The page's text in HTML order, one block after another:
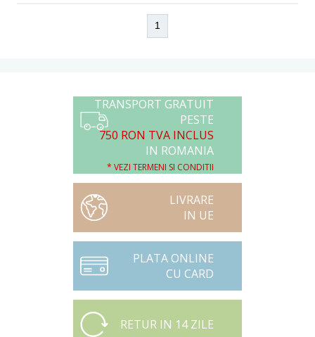
1
TRANSPORT GRATUIT
PESTE
750 RON TVA INCLUS
IN ROMANIA
* VEZI TERMENI SI CONDITII
LIVRARE
IN UE
PLATA ONLINE
CU CARD
RETUR IN 14 ZILE